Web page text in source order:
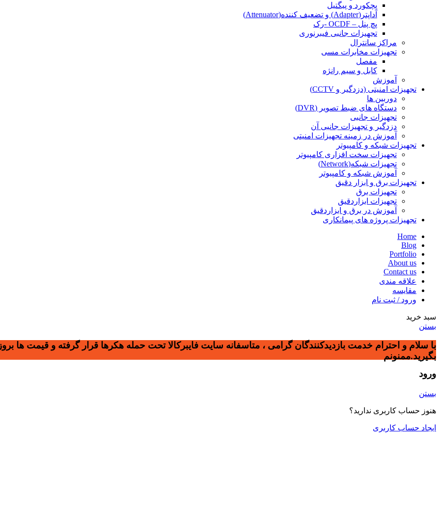
پچکورد و پیگتیل
آداپتر(Adapter) و تضعیف کننده(Attenuator)
پچ پنل – OCDF -رک
تجهیزات جانبی فیبرنوری
مراکز سانترال
تجهیزات مخابرات مسی
مفصل
کابل و سیم رانژه
آموزش
تجهیزات امنیتی (دزدگیر و CCTV)
دوربین ها
دستگاه های ضبط تصویر (DVR)
تجهیزات جانبی
دزدگیر و تجهیزات جانبی آن
آموزش در زمینه تجهیزات امنیتی
تجهیزات شبکه و کامپیوتر
تجهیزات سخت افزاری کامپیوتر
تجهیزات شبکه(Network)
آموزش شبکه و کامپیوتر
تجهیزات برق و ابزار دقیق
تجهیزات برق
تجهیزات ابزاردقیق
آموزش در برق و ابزاردقیق
تجهیزات پروژه های پیمانکاری
Home
Blog
Portfolio
About us
Contact us
علاقه مندی
مقایسه
ورود / ثبت نام
سبد خرید
بستن
با سلام و احترام خدمت بازدیدکنندگان گرامی ، متاسفانه سایت فایبرکالا تحت حمله هکرها قرار گرفته و قیمت ها
بگیرید.ممنونم
ورود
بستن
هنوز حساب کاربری ندارید؟
ایجاد حساب کاربری